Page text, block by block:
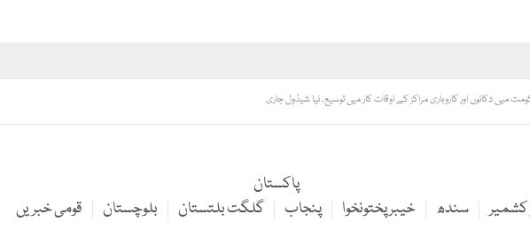
میں دکانوں اور کاروباری مراکز کے اوقات کار میں توسیع، نیا شیڈول جاری
پاکستان
قومی خبریں
بلوچستان گلگت بلتستان پنجاب خیبر پختونخوا سندھ